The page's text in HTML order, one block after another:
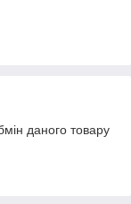
даного товару